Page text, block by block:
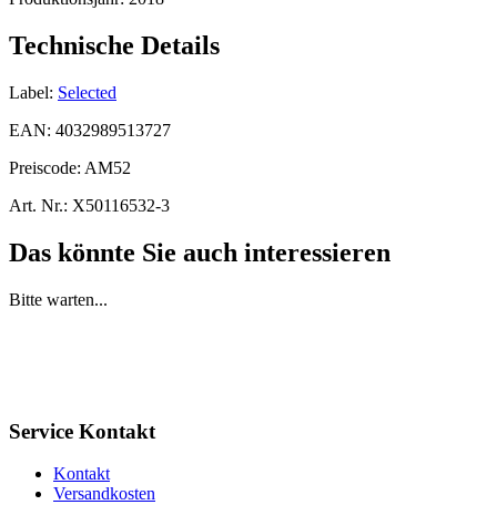
Technische Details
Label: Selected
EAN: 4032989513727
Preiscode: AM52
Art. Nr.: X50116532-3
Das könnte Sie auch interessieren
Bitte warten...
Service Kontakt
Kontakt
Versandkosten